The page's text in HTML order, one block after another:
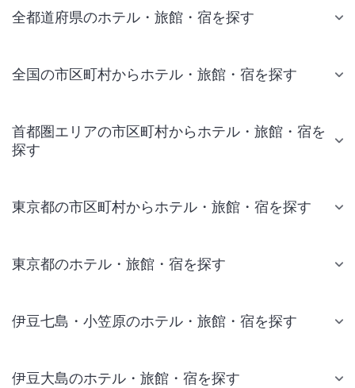
全都道府県のホテル・旅館・宿を探す
全国の市区町村からホテル・旅館・宿を探す
首都圏エリアの市区町村からホテル・旅館・宿を
探す
東京都の市区町村からホテル・旅館・宿を探す
東京都のホテル・旅館・宿を探す
伊豆七島・小笠原のホテル・旅館・宿を探す
伊豆大島のホテル・旅館・宿を探す